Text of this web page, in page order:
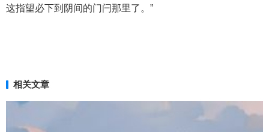
这指望必下到阴间的门闩那里了。”
相关文章